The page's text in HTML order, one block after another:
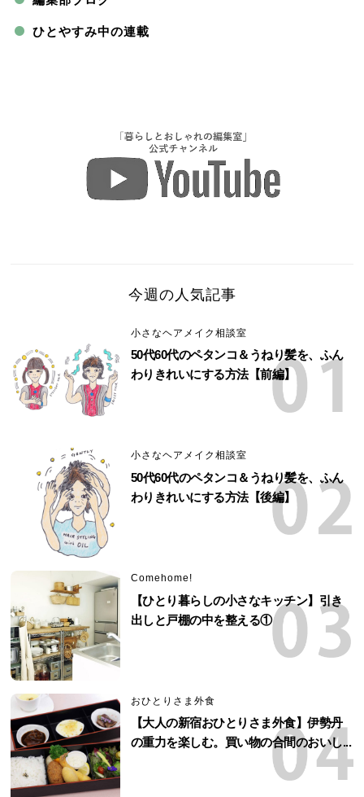
ひとやすみ中の連載
今週の人気記事
小さなヘアメイク相談室
50代60代のペタンコ＆うねり髪を、ふん
わりきれいにする方法【前編】
小さなヘアメイク相談室
50代60代のペタンコ＆うねり髪を、ふん
わりきれいにする方法【後編】
Comehome!
【ひとり暮らしの小さなキッチン】引き
出しと戸棚の中を整える①
おひとりさま外食
【大人の新宿おひとりさま外食】伊勢丹
の重力を楽しむ。買い物の合間のおいし...